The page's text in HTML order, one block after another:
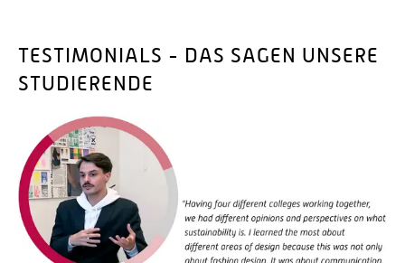
TESTIMONIALS - DAS SAGEN UNSERE
STUDIERENDE